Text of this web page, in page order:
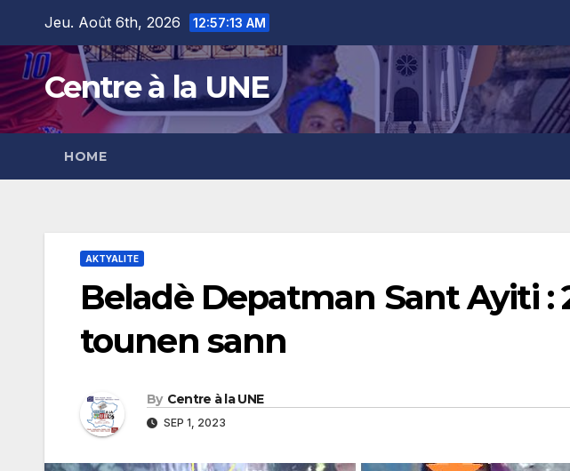
content
content
Jeu. Août 6th, 2026 12:57:14 AM
Centre à la UNE
HOME
AKTYALITE
Beladè Depatman Sant Ayiti
tounen sann
By Centre à la UNE
SEP 1, 2023